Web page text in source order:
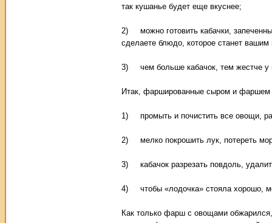
так кушанье будет еще вкуснее;
2) можно готовить кабачки,
сделаете блюдо, которое станет вашим
3) чем больше кабачок, тем жестче у
Итак, фаршированные сыром и фаршем
1) промыть и почистить все овощи,
2) мелко покрошить лук, потереть
3) кабачок разрезать повдоль,
4) чтобы «лодочка» стояла хорошо,
Как только фарш с овощами